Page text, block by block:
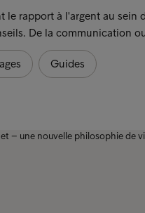
le rapport à l'argent au sein
De la communication
Guides